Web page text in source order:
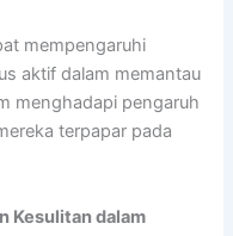
mempengaruhi
aktif dalam memantau
menghadapi pengaruh
terpapar pada
Kesulitan dalam